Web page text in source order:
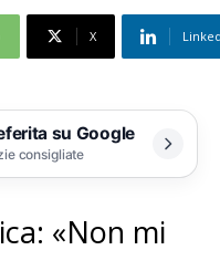
X
su Google
consigliate
«Non mi